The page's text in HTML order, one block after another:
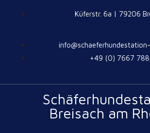
Küferstr. 6a | 79206
+49 (0) 7667
Breisach am